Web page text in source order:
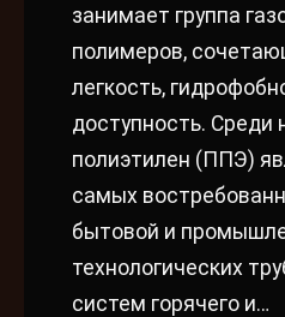
занимает группа
полимеров,
легкость,
доступность. Среди
полиэтилен (ППЭ)
самых
бытовой и
технологических
систем горячего и…